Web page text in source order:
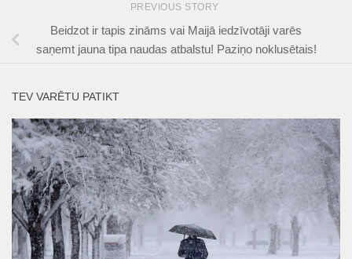
PREVIOUS STORY
Beidzot ir tapis zināms vai Maijā iedzīvotāji varēs
saņemt jauna tipa naudas atbalstu! Paziņo noklusētais!
TEV VARĒTU PATIKT